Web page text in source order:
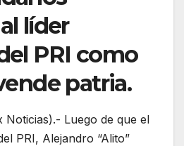
líder
PRI como
patria.
Noticias).- Luego de que el
PRI, Alejandro “Alito”